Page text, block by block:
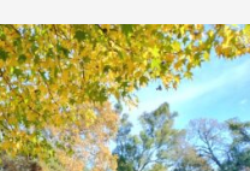
o
r
a
s